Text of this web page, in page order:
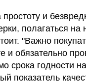
и
полагаться на
"Важно
и обязательно
срока годности
показатель